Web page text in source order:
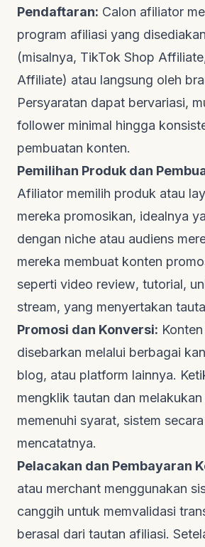
Pendaftaran: Calon afiliator
program afiliasi yang
(misalnya, TikTok Shop
Affiliate) atau langsung oleh
Persyaratan dapat bervariasi,
follower minimal hingga
pembuatan konten.
Pemilihan Produk dan
Afiliator memilih produk atau
mereka promosikan, idealnya
dengan niche atau audiens
mereka membuat konten
seperti video review, tutorial,
stream, yang menyertakan
Promosi dan Konversi:
disebarkan melalui berbagai
blog, atau platform lainnya.
mengklik tautan dan
memenuhi syarat, sistem
mencatatnya.
Pelacakan dan Pembayaran
atau merchant menggunakan
canggih untuk memvalidasi
berasal dari tautan afiliasi.